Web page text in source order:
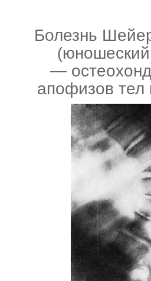
Болезнь
—
апофизов тел